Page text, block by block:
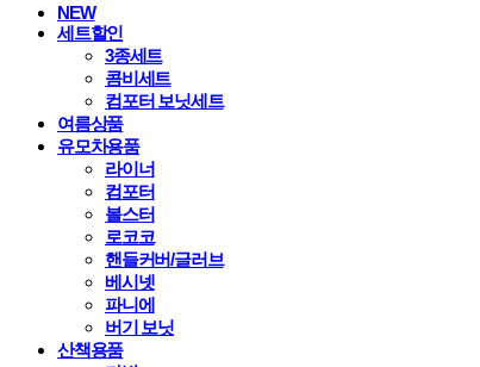
NEW
세트할인
3종세트
콤비세트
컴포터 보닛세트
여름상품
유모차용품
라이너
컴포터
볼스터
로코코
핸들커버/글러브
베시넷
파니에
버기 보닛
산책용품